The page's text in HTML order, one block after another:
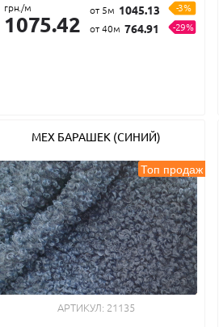
грн./м
1075.42
от 5м 1045.13
-3%
от 40м 764.91 -29%
МЕХ БАРАШЕК (СИНИЙ)
Топ продаж
АРТИКУЛ: 21135